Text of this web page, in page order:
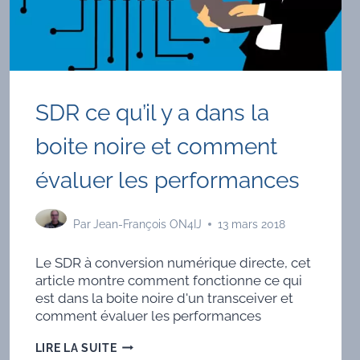
SDR ce qu’il y a dans la
boite noire et comment
évaluer les performances
Par Jean-François ON4IJ 13 mars 2018
Le SDR à conversion numérique directe, cet
article montre comment fonctionne ce qui
est dans la boite noire d'un transceiver et
comment évaluer les performances
LIRE LA SUITESDR